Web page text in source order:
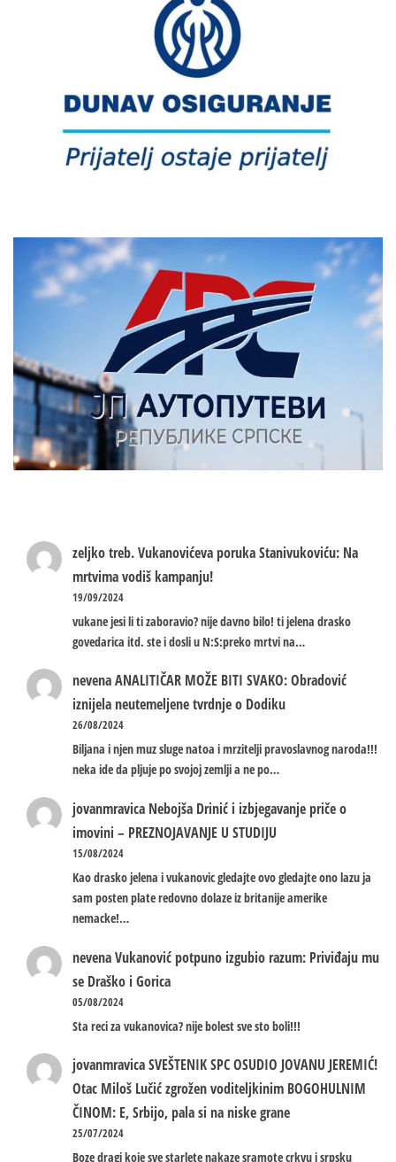
zeljko treb.Vukanovićeva poruka Stanivukoviću: Na
mrtvima vodiš kampanju!
19/09/2024
vukane jesi li ti zaboravio? nije davno bilo! ti jelena drasko
govedarica itd. ste i dosli u N:S:preko mrtvi na…
nevenaANALITIČAR MOŽE BITI SVAKO: Obradović
iznijela neutemeljene tvrdnje o Dodiku
26/08/2024
Biljana i njen muz sluge natoa i mrzitelji pravoslavnog naroda!!!
neka ide da pljuje po svojoj zemlji a ne po…
jovanmravica Nebojša Drinić i izbjegavanje priče o
imovini – PREZNOJAVANJE U STUDIJU
15/08/2024
Kao drasko jelena i vukanovic gledajte ovo gledajte ono lazu ja
sam posten plate redovno dolaze iz britanije amerike
nemacke!…
nevenaVukanović potpuno izgubio razum: Priviđaju mu
se Draško i Gorica
05/08/2024
Sta reci za vukanovica? nije bolest sve sto boli!!!
jovanmravicaSVEŠTENIK SPC OSUDIO JOVANU JEREMIĆ!
Otac Miloš Lučić zgrožen voditeljkinim BOGOHULNIM
ČINOM: E, Srbijo, pala si na niske grane
25/07/2024
Boze dragi koje sve starlete nakaze sramote crkvu i srpsku